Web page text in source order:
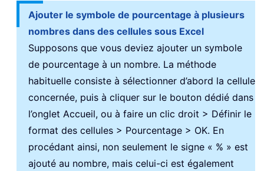
Ajouter le symbole de pourcentage à plusieurs
nombres dans des cellules sous Excel
Supposons que vous deviez ajouter un symbole
de pourcentage à un nombre. La méthode
habituelle consiste à sélectionner d’abord la cellule
concernée, puis à cliquer sur le bouton dédié dans
l’onglet Accueil, ou à faire un clic droit > Définir le
format des cellules > Pourcentage > OK. En
procédant ainsi, non seulement le signe « % » est
ajouté au nombre, mais celui-ci est également